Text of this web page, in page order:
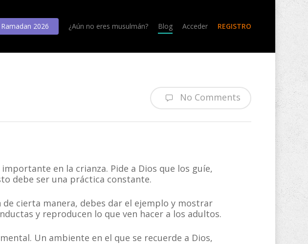
Ramadan 2026 ¿Aún no eres musulmán? Blog Acceder REGISTRO
No Comments
en la crianza. Pide a Dios que los guíe,
debe ser una práctica constante.
cierta manera, debes dar el ejemplo y mostrar
y reproducen lo que ven hacer a los adultos.
Un ambiente en el que se recuerde a Dios,